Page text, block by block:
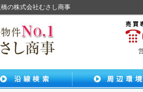
の株式会社むさし商事